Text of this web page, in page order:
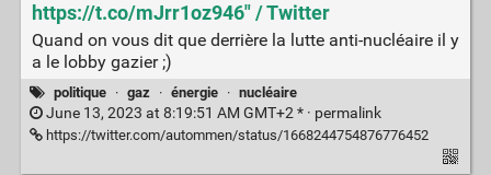
https://t.co/mJrr1oz946" / Twitter
Quand on vous dit que derrière la lutte anti-nucléaire il y
a le lobby gazier ;)
politique · gaz · énergie · nucléaire
June 13, 2023 at 8:19:51 AM GMT+2 * · permalink
https://twitter.com/autommen/status/1668244754876776452